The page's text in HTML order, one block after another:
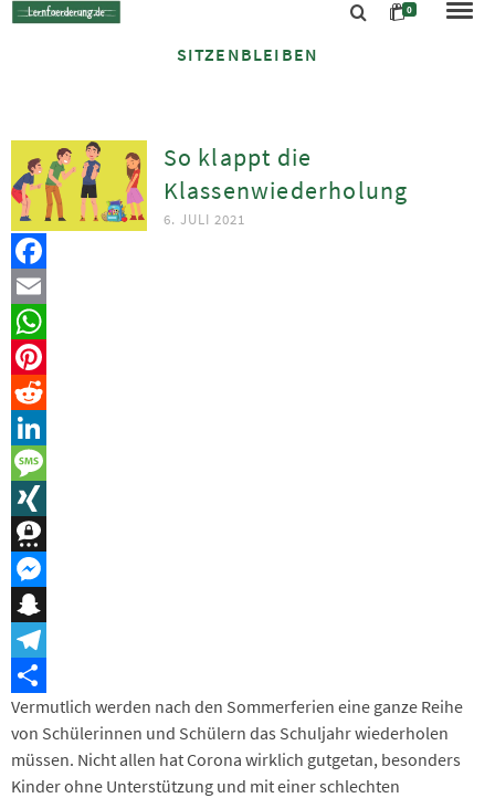
0
SITZENBLEIBEN
So klappt die
Klassenwiederholung
6. JULI 2021
Facebook
Email
WhatsApp
Pinterest
Reddit
LinkedIn
Message
XING
Threema
Messenger
Snapchat
Telegram
Teilen
Vermutlich werden nach den Sommerferien eine ganze Reihe
von Schülerinnen und Schülern das Schuljahr wiederholen
müssen. Nicht allen hat Corona wirklich gutgetan, besonders
Kinder ohne Unterstützung und mit einer schlechten